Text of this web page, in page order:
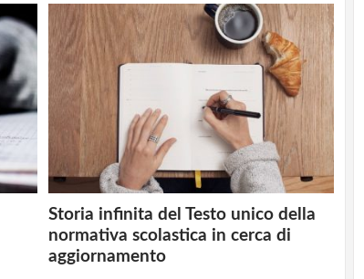
Storia infinita del Testo unico della
normativa scolastica in cerca di
aggiornamento